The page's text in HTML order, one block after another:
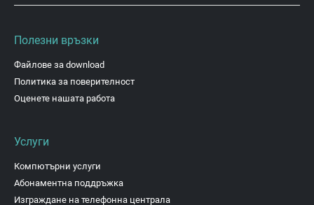
Полезни връзки
Файлове за download
Политика за поверителност
Оценете нашата работа
Услуги
Компютърни услуги
Абонаментна поддръжка
Изграждане на телефонна централа